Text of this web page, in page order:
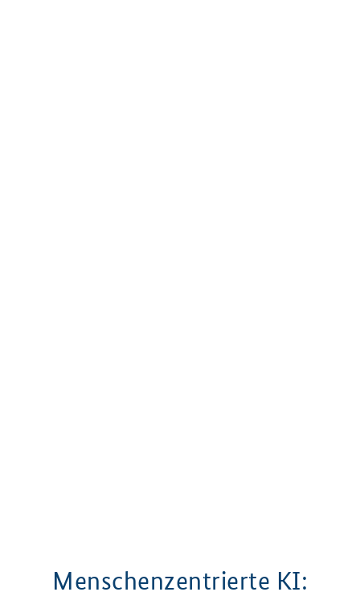
Menschenzentrierte KI: